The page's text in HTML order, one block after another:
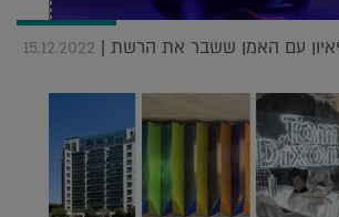
עם האמן ששבר את הרשת | 15.12.2022